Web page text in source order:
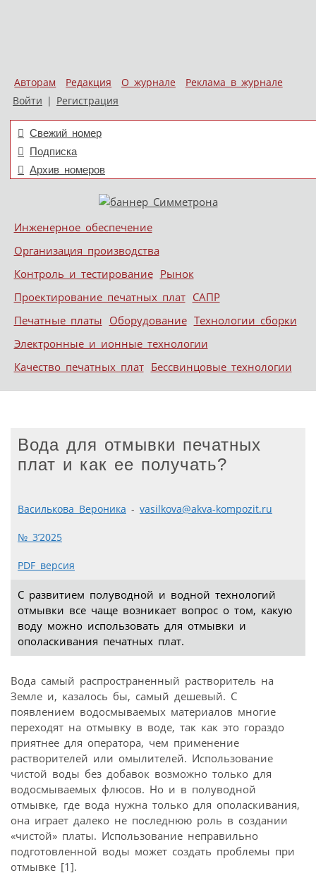
Авторам Редакция О журнале
Реклама в журнале
Войти | Регистрация
Свежий номер
Подписка
Архив номеров
Меню
Skip to content
Инженерное обеспечение
Организация производства
Контроль и тестирование Рынок
Проектирование печатных плат САПР
Печатные платы Оборудование Технологии сборки
Электронные и ионные технологии
Качество печатных плат Бессвинцовые технологии
Вода для отмывки печатных
плат и как ее получать?
Василькова Вероника - vasilkova@akva-kompozit.ru
№ 3’2025
PDF версия
С развитием полуводной и водной технологий
отмывки все чаще возникает вопрос о том, какую
воду можно использовать для отмывки и
ополаскивания печатных плат.
Вода самый распространенный растворитель на
Земле и, казалось бы, самый дешевый. С
появлением водосмываемых материалов многие
переходят на отмывку в воде, так как это гораздо
приятнее для оператора, чем применение
растворителей или омылителей. Использование
чистой воды без добавок возможно только для
водосмываемых флюсов. Но и в полуводной
отмывке, где вода нужна только для ополаскивания,
она играет далеко не последнюю роль в создании
«чистой» платы. Использование неправильно
подготовленной воды может создать проблемы при
отмывке [1].